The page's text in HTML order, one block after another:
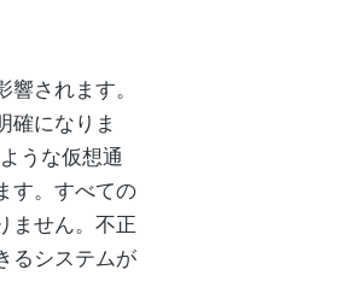
されます。
確になりま
うな仮想通
す。すべての
ません。不正
るシステムが